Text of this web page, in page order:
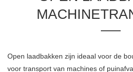
Open laadbakken zijn ideaal voor de
voor transport van machines of